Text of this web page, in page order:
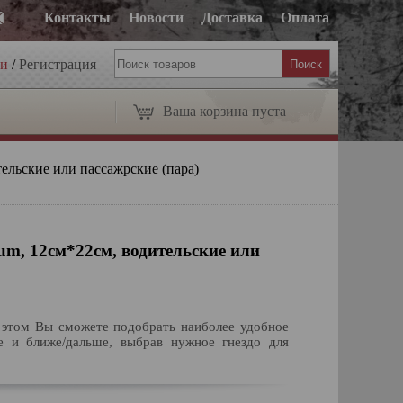
Оплата
Доставка
Новости
Контакты
/Регистрация
Ваша корзина пуста
или пассажрские (пара)
12см*22см, водительские или
Вы сможете подобрать наиболее удобное
ближе/дальше, выбрав нужное гнездо для